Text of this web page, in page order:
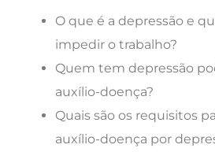
O que é a depressão e
impedir o trabalho?
Quem tem depressão
auxílio-doença?
Quais são os requisitos
auxílio-doença por